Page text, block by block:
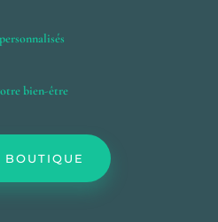
bien-être
BOUTIQUE